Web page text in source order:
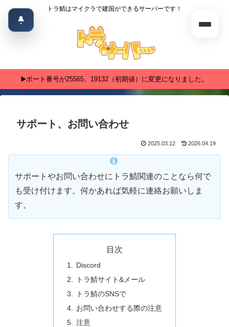
トラ鯖はマイクラで建国ができるサーバーです！
▶️ポート番号が25565、19132（初期値）に変更になりました。
サポート、お問い合わせ
2025.03.12 2026.04.19
サポートやお問い合わせにトラ鯖関連のことなら何で
も受け付けます。何かあれば気軽に連絡お願いしま
す。
目次
Discord
トラ鯖サイト&メール
トラ鯖のSNSで
お問い合わせする際の注意
注意